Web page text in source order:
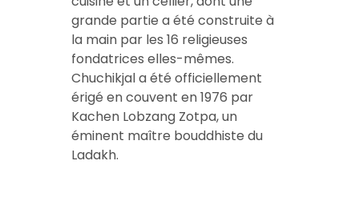
grande partie a été construite à
la main par les 16 religieuses
fondatrices elles-mêmes.
Chuchikjal a été officiellement
érigé en couvent en 1976 par
Kachen Lobzang Zotpa, un
éminent maître bouddhiste du
Ladakh.